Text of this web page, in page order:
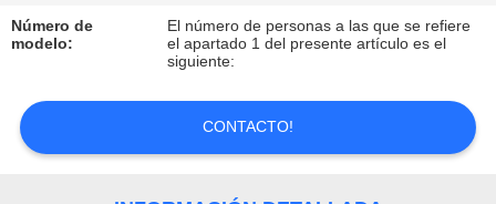
SOLICITAR
UNA
COTIZACIÓN
MAPA
Número de
modelo:
El número de personas a las que se refiere
el apartado 1 del presente artículo es el
siguiente:
CONTACTO!